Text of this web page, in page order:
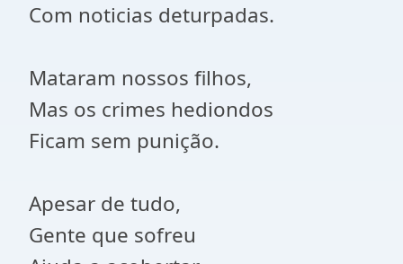
Com noticias deturpadas.
Mataram nossos filhos,
Mas os crimes hediondos
Ficam sem punição.
Apesar de tudo,
Gente que sofreu